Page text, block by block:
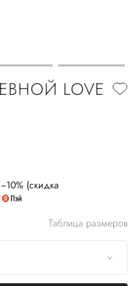
LOVE
(скидка
Таблица размеров